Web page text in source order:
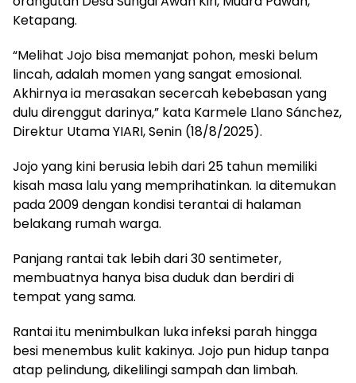
Ketapang.
“Melihat Jojo bisa memanjat pohon, meski belum
lincah, adalah momen yang sangat emosional.
Akhirnya ia merasakan secercah kebebasan yang
dulu direnggut darinya,” kata Karmele Llano Sánchez,
Direktur Utama YIARI, Senin (18/8/2025).
Jojo yang kini berusia lebih dari 25 tahun memiliki
kisah masa lalu yang memprihatinkan. Ia ditemukan
pada 2009 dengan kondisi terantai di halaman
belakang rumah warga.
Panjang rantai tak lebih dari 30 sentimeter,
membuatnya hanya bisa duduk dan berdiri di
tempat yang sama.
Rantai itu menimbulkan luka infeksi parah hingga
besi menembus kulit kakinya. Jojo pun hidup tanpa
atap pelindung, dikelilingi sampah dan limbah.